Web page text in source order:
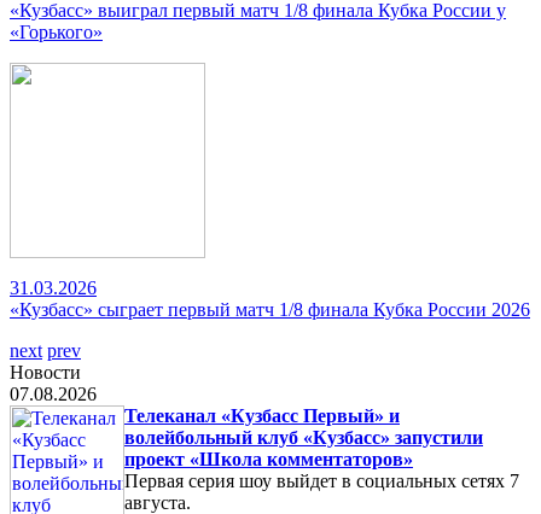
«Кузбасс» выиграл первый матч 1/8 финала Кубка России у
«Горького»
31.03.2026
«Кузбасс» сыграет первый матч 1/8 финала Кубка России 2026
next prev
Новости
07.08.2026
Телеканал «Кузбасс Первый» и
волейбольный клуб «Кузбасс» запустили
проект «Школа комментаторов»
Первая серия шоу выйдет в социальных сетях 7
августа.